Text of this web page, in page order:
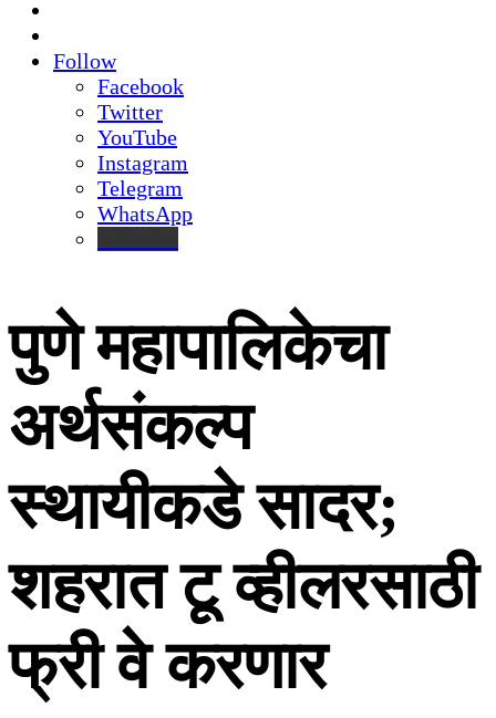
Follow
Facebook
Twitter
YouTube
Instagram
Telegram
WhatsApp
पुणे महापालिकेचा
अर्थसंकल्प
स्थायीकडे सादर;
शहरात टू व्हीलरसाठी
फ्री वे करणार